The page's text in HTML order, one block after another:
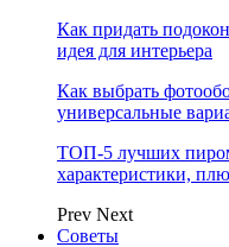
Как придать
идея для интерьера
Как выбрать
универсальные
ТОП-5 лучших
характеристики,
Prev Next
Советы